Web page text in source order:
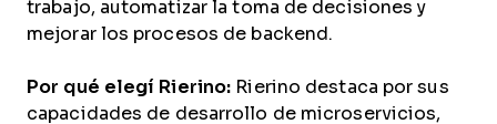
trabajo, automatizar la toma de decisiones y
mejorar los procesos de backend.
Por qué elegí Rierino: Rierino destaca por sus
capacidades de desarrollo de microservicios,